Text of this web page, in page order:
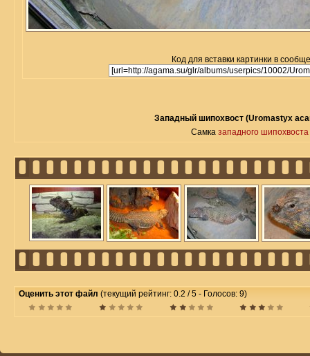
Код для вставки картинки в
Западный шипохвост (Uromastyx
Самка западного шипохвоста
Оценить этот файл (текущий рейтинг: 0.2 / 5 - Голосов: 9)